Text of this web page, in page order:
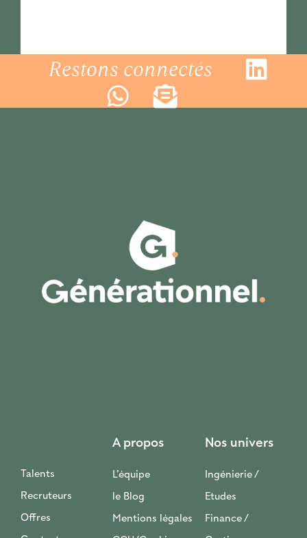
Restons connectés
Talents
Recruteurs
Offres
A propos
L’équipe
le Blog
Mentions légales
Nos univers
Ingénierie /
Etudes
Finance /